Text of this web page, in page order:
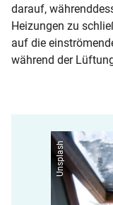
darauf,
Heizungen zu
auf die
während der
Unsplash